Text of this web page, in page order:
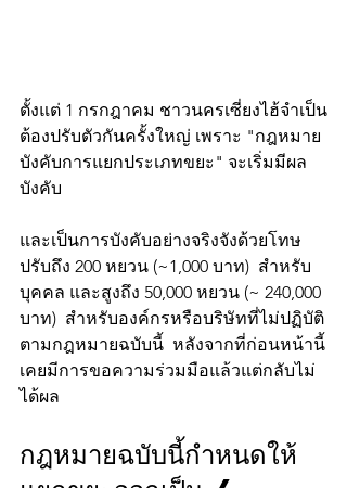
ตั้งแต่ 1 กรกฎาคม ชาวนครเซี่ยงไฮ้จำเป็น
ต้องปรับตัวกันครั้งใหญ่ เพราะ "กฎหมาย
บังคับการแยกประเภทขยะ" จะเริ่มมีผล
บังคับ
และเป็นการบังคับอย่างจริงจังด้วยโทษ
ปรับถึง 200 หยวน (~1,000 บาท)  สำหรับ
บุคคล และสูงถึง 50,000 หยวน (~ 240,000
บาท)  สำหรับองค์กรหรือบริษัทที่ไม่ปฏิบัติ
ตามกฎหมายฉบับนี้  หลังจากที่ก่อนหน้านี้
เคยมีการขอความร่วมมือแล้วแต่กลับไม่
ได้ผล
กฎหมายฉบับนี้กำหนดให้